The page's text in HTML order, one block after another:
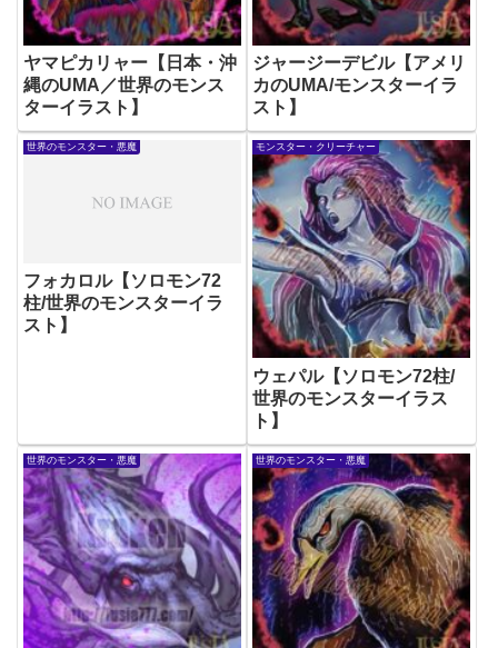
ヤマピカリャー【日本・沖
縄のUMA／世界のモンス
ターイラスト】
ジャージーデビル【アメリ
カのUMA/モンスターイラ
スト】
世界のモンスター・悪魔
フォカロル【ソロモン72
柱/世界のモンスターイラ
スト】
モンスター・クリーチャー
ウェパル【ソロモン72柱/
世界のモンスターイラス
ト】
世界のモンスター・悪魔 世界のモンスター・悪魔